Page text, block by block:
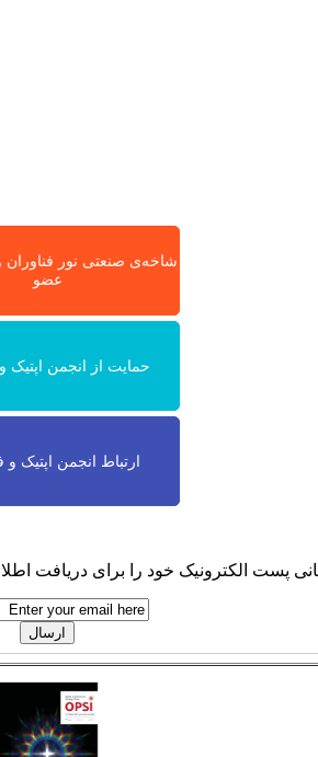
شاخه‌ی صنعتی نور
عضو
حمایت از انجمن اپتیک
ارتباط انجمن اپتیک و
پست الکترونیک خود را برای دریافت